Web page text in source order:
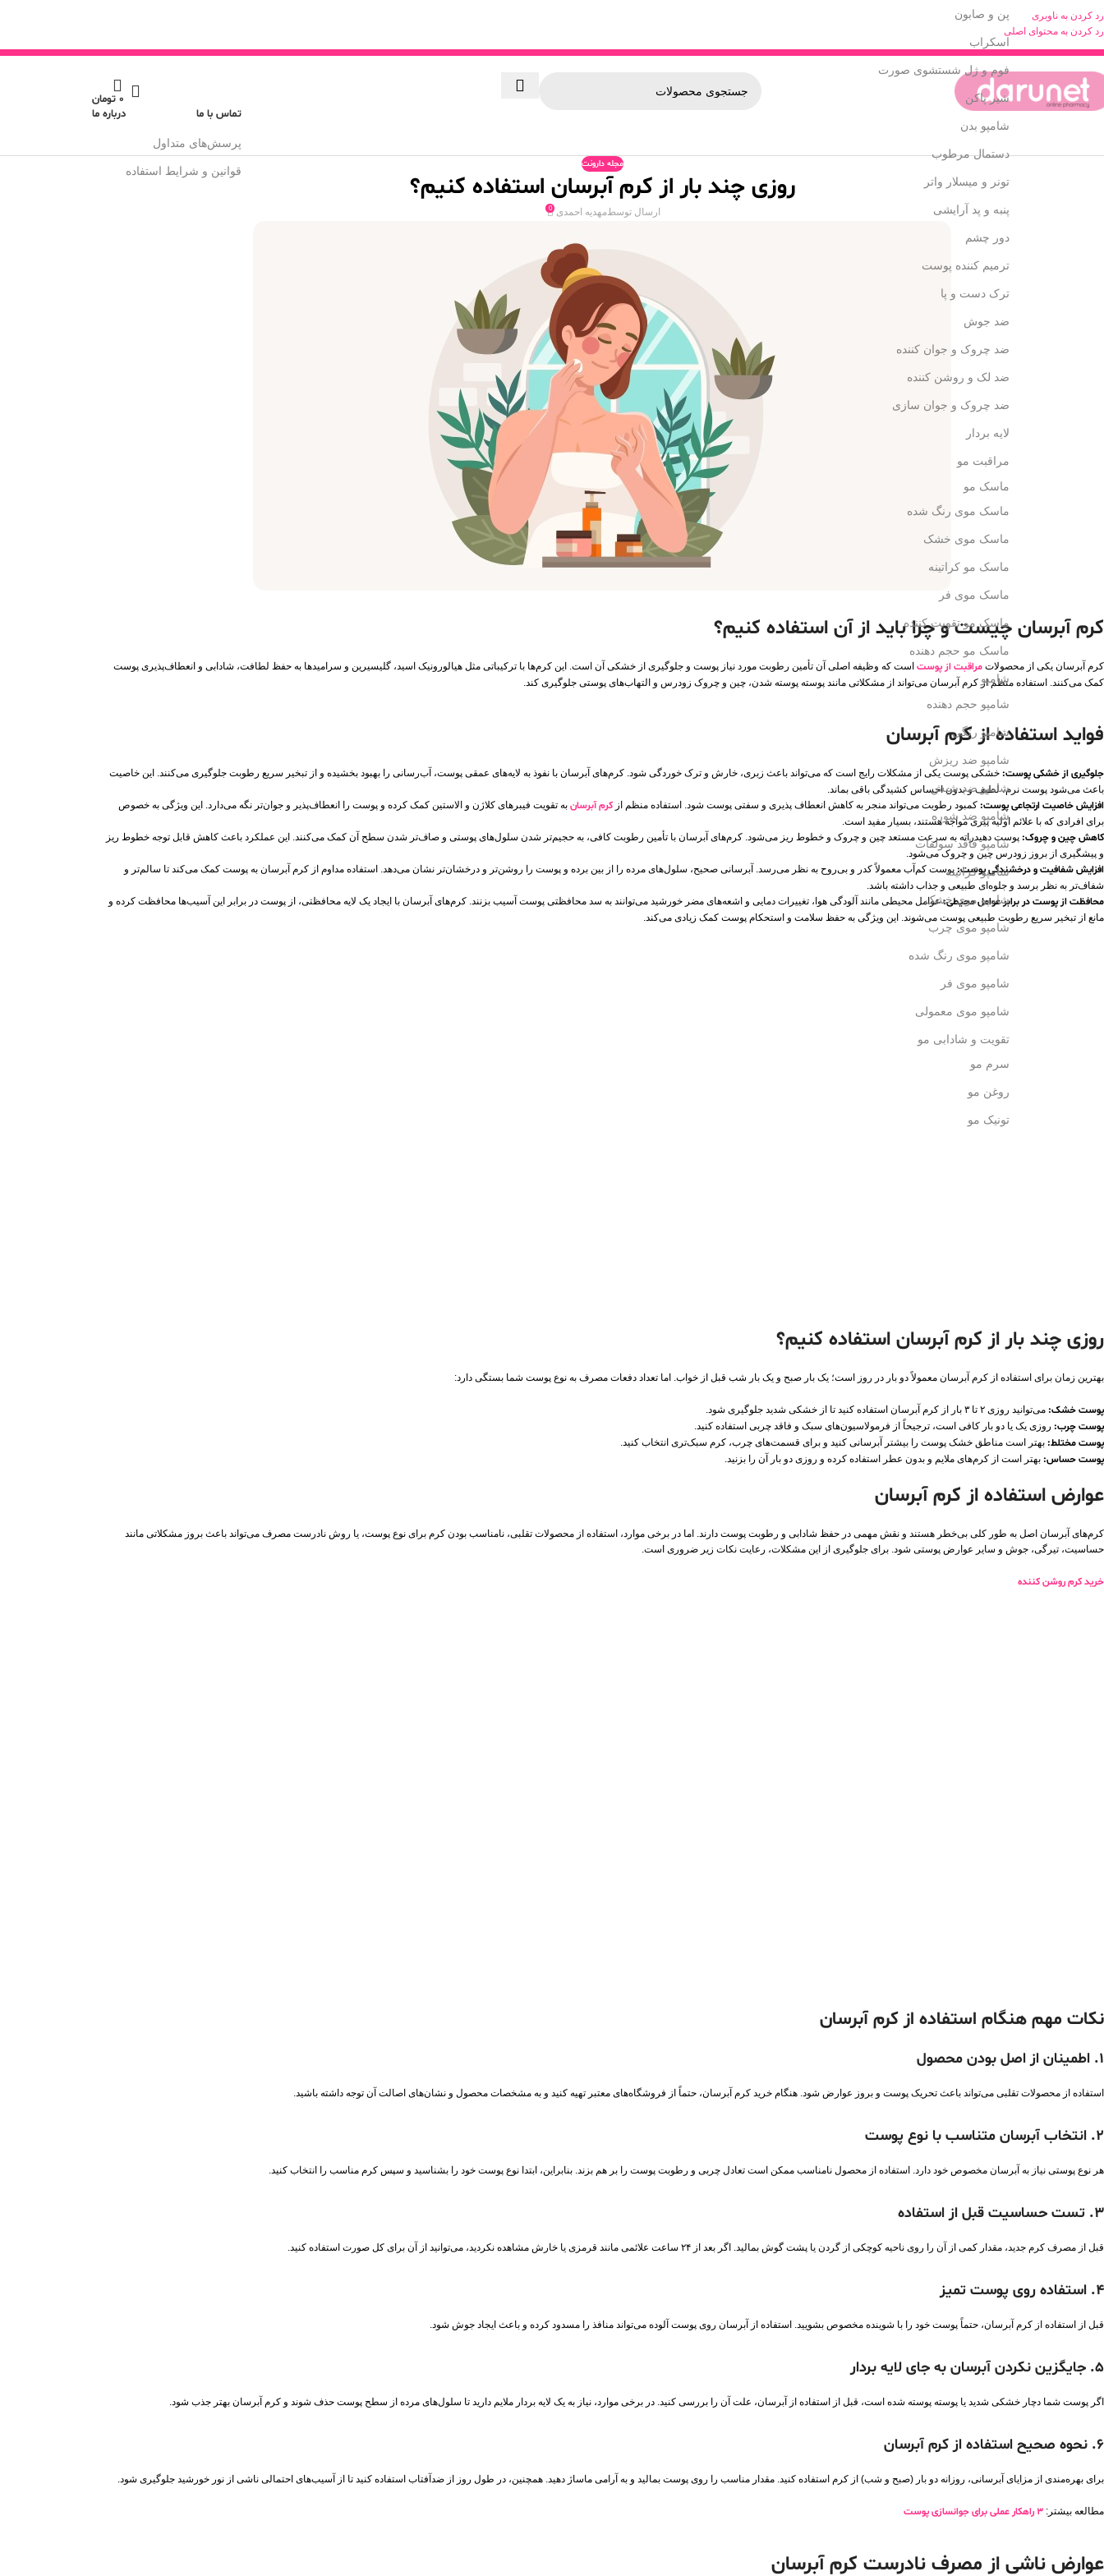
رد کردن به ناوبری
رد کردن به محتوای اصلی
0 تومان
پن و صابون
اسکراب
فوم و ژل شستشوی صورت
شیر پاکن
شامپو بدن
دستمال مرطوب
تونر و میسلار واتر
پنبه و پد آرایشی
دور چشم
ترمیم کننده پوست
ترک دست و پا
ضد جوش
ضد چروک و جوان کننده
ضد لک و روشن کننده
ضد چروک و جوان سازی
لایه بردار
مراقبت مو
ماسک مو
ماسک موی رنگ شده
ماسک موی خشک
ماسک مو کراتینه
ماسک موی فر
ماسک مو تقویت کننده
ماسک مو حجم دهنده
شامپو
شامپو حجم دهنده
شامپو رنگی
شامپو ضد ریزش
شامپو ضد شپش
شامپو ضد شوره
شامپو فاقد سولفات
شامپو کراتینه
شامپو موی خشک
شامپو موی چرب
شامپو موی رنگ شده
شامپو موی فر
شامپو موی معمولی
تقویت و شادابی مو
سرم مو
روغن مو
تونیک مو
تماس با ما
پرسش‌های متداول
قوانین و شرایط استفاده
درباره ما
مجله دارونت
روزی چند بار از کرم آبرسان استفاده کنیم؟
ارسال توسطمهدیه احمدی 0
کرم آبرسان چیست و چرا باید از آن استفاده کنیم؟
کرم آبرسان یکی از محصولات مراقبت از پوست است که وظیفه اصلی آن تأمین رطوبت مورد نیاز پوست و جلوگیری از خشکی آن است. این کرم‌ها با ترکیباتی مثل هیالورونیک اسید، گلیسیرین و سرامیدها به حفظ لطافت، شادابی و انعطاف‌پذیری پوست
کمک می‌کنند. استفاده منظم از کرم آبرسان می‌تواند از مشکلاتی مانند پوسته‌ پوسته شدن، چین‌ و چروک زودرس و التهاب‌های پوستی جلوگیری کند.
فواید استفاده از کرم آبرسان
جلوگیری از خشکی پوست: خشکی پوست یکی از مشکلات رایج است که می‌تواند باعث زبری، خارش و ترک‌ خوردگی شود. کرم‌های آبرسان با نفوذ به لایه‌های عمقی پوست، آب‌رسانی را بهبود بخشیده و از تبخیر سریع رطوبت جلوگیری می‌کنند. این خاصیت
باعث می‌شود پوست نرم، لطیف و بدون احساس کشیدگی باقی بماند.
افزایش خاصیت ارتجاعی پوست: کمبود رطوبت می‌تواند منجر به کاهش انعطاف‌ پذیری و سفتی پوست شود. استفاده منظم از کرم آبرسان به تقویت فیبرهای کلاژن و الاستین کمک کرده و پوست را انعطاف‌پذیر و جوان‌تر نگه می‌دارد. این ویژگی به‌ خصوص
برای افرادی که با علائم اولیه پیری مواجه هستند، بسیار مفید است.
کاهش چین و چروک: پوست دهیدراته به‌ سرعت مستعد چین ‌و چروک و خطوط ریز می‌شود. کرم‌های آبرسان با تأمین رطوبت کافی، به حجیم‌تر شدن سلول‌های پوستی و صاف‌تر شدن سطح آن کمک می‌کنند. این عملکرد باعث کاهش قابل توجه خطوط ریز
و پیشگیری از بروز زودرس چین ‌و چروک می‌شود.
افزایش شفافیت و درخشندگی پوست: پوست کم‌آب معمولاً کدر و بی‌روح به نظر می‌رسد. آبرسانی صحیح، سلول‌های مرده را از بین برده و پوست را روشن‌تر و درخشان‌تر نشان می‌دهد. استفاده مداوم از کرم آبرسان به پوست کمک می‌کند تا سالم‌تر و
شفاف‌تر به نظر برسد و جلوه‌ای طبیعی و جذاب داشته باشد.
محافظت از پوست در برابر عوامل محیطی:عوامل محیطی مانند آلودگی هوا، تغییرات دمایی و اشعه‌های مضر خورشید می‌توانند به سد محافظتی پوست آسیب بزنند. کرم‌های آبرسان با ایجاد یک لایه محافظتی، از پوست در برابر این آسیب‌ها محافظت کرده و
مانع از تبخیر سریع رطوبت طبیعی پوست می‌شوند. این ویژگی به حفظ سلامت و استحکام پوست کمک زیادی می‌کند.
روزی چند بار از کرم آبرسان استفاده کنیم؟
بهترین زمان برای استفاده از کرم آبرسان معمولاً دو بار در روز است؛ یک بار صبح و یک بار شب قبل از خواب. اما تعداد دفعات مصرف به نوع پوست شما بستگی دارد:
پوست خشک: می‌توانید روزی ۲ تا ۳ بار از کرم آبرسان استفاده کنید تا از خشکی شدید جلوگیری شود.
پوست چرب: روزی یک یا دو بار کافی است، ترجیحاً از فرمولاسیون‌های سبک و فاقد چربی استفاده کنید.
پوست مختلط: بهتر است مناطق خشک پوست را بیشتر آبرسانی کنید و برای قسمت‌های چرب، کرم سبک‌تری انتخاب کنید.
پوست حساس: بهتر است از کرم‌های ملایم و بدون عطر استفاده کرده و روزی دو بار آن را بزنید.
عوارض استفاده از کرم آبرسان
کرم‌های آبرسان اصل به‌ طور کلی بی‌خطر هستند و نقش مهمی در حفظ شادابی و رطوبت پوست دارند. اما در برخی موارد، استفاده از محصولات تقلبی، نامناسب بودن کرم برای نوع پوست، یا روش نادرست مصرف می‌تواند باعث بروز مشکلاتی مانند
حساسیت، تیرگی، جوش و سایر عوارض پوستی شود. برای جلوگیری از این مشکلات، رعایت نکات زیر ضروری است.
خرید کرم روشن کننده
نکات مهم هنگام استفاده از کرم آبرسان
۱. اطمینان از اصل بودن محصول
استفاده از محصولات تقلبی می‌تواند باعث تحریک پوست و بروز عوارض شود. هنگام خرید کرم آبرسان، حتماً از فروشگاه‌های معتبر تهیه کنید و به مشخصات محصول و نشان‌های اصالت آن توجه داشته باشید.
۲. انتخاب آبرسان متناسب با نوع پوست
هر نوع پوستی نیاز به آبرسان مخصوص خود دارد. استفاده از محصول نامناسب ممکن است تعادل چربی و رطوبت پوست را بر هم بزند. بنابراین، ابتدا نوع پوست خود را بشناسید و سپس کرم مناسب را انتخاب کنید.
۳. تست حساسیت قبل از استفاده
قبل از مصرف کرم جدید، مقدار کمی از آن را روی ناحیه کوچکی از گردن یا پشت گوش بمالید. اگر بعد از ۲۴ ساعت علائمی مانند قرمزی یا خارش مشاهده نکردید، می‌توانید از آن برای کل صورت استفاده کنید.
۴. استفاده روی پوست تمیز
قبل از استفاده از کرم آبرسان، حتماً پوست خود را با شوینده مخصوص بشویید. استفاده از آبرسان روی پوست آلوده می‌تواند منافذ را مسدود کرده و باعث ایجاد جوش شود.
۵. جایگزین نکردن آبرسان به‌ جای لایه‌ بردار
اگر پوست شما دچار خشکی شدید یا پوسته ‌پوسته شده است، قبل از استفاده از آبرسان، علت آن را بررسی کنید. در برخی موارد، نیاز به یک لایه‌ بردار ملایم دارید تا سلول‌های مرده از سطح پوست حذف شوند و کرم آبرسان بهتر جذب شود.
۶. نحوه صحیح استفاده از کرم آبرسان
برای بهره‌مندی از مزایای آبرسانی، روزانه دو بار (صبح و شب) از کرم استفاده کنید. مقدار مناسب را روی پوست بمالید و به‌ آرامی ماساژ دهید. همچنین، در طول روز از ضدآفتاب استفاده کنید تا از آسیب‌های احتمالی ناشی از نور خورشید جلوگیری شود.
مطالعه بیشتر: 3 راهکار عملی برای جوانسازی پوست
عوارض ناشی از مصرف نادرست کرم آبرسان